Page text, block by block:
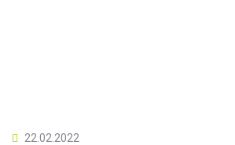
22.02.2022